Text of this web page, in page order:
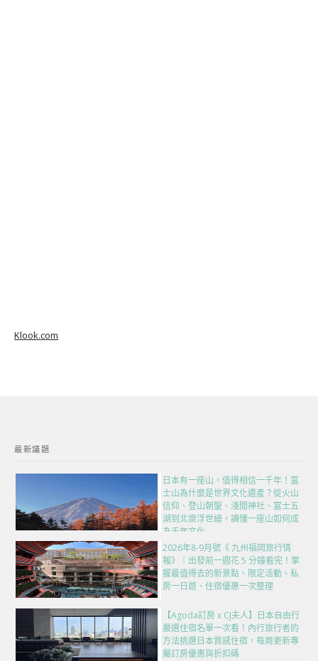
Klook.com
最新議題
日本有一座山，值得相信一千年！富
士山為什麼是世界文化遺產？從火山
信仰、登山朝聖、淺間神社、富士五
湖到北齋浮世繪，讀懂一座山如何成
為千年文化
2026年8-9月號《 九州福岡旅行情
報》｜出發前一週花 5 分鐘看完！掌
握最值得去的新景點、限定活動、私
房一日遊、住宿優惠一次整理
【Agoda訂房 x CJ夫人】日本自由行
嚴選住宿名單一次看！內行旅行者的
方法挑選日本質感住宿，每周更新專
屬訂房優惠與折扣碼